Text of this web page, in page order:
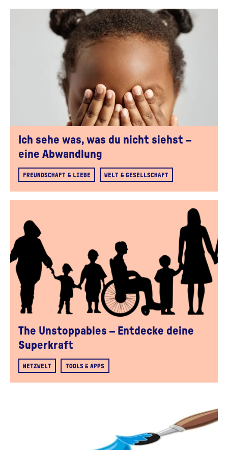
Ich sehe was, was du nicht siehst –
eine Abwandlung
FREUNDSCHAFT & LIEBE WELT & GESELLSCHAFT
The Unstoppables – Entdecke deine
Superkraft
NETZWELT TOOLS & APPS